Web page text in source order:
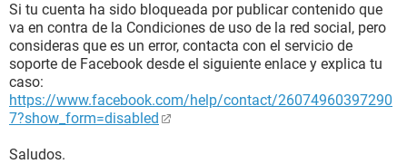
Si tu cuenta ha sido bloqueada por publicar contenido que
va en contra de la Condiciones de uso de la red social, pero
consideras que es un error, contacta con el servicio de
soporte de Facebook desde el siguiente enlace y explica tu
caso:
https://www.facebook.com/help/contact/26074960397290
7?show_form=disabled
Saludos.